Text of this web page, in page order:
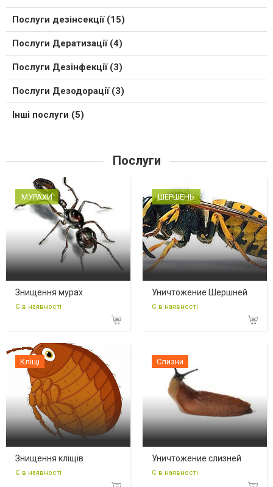
Послуги дезінсекції (15)
Послуги Дератизації (4)
Послуги Дезінфекції (3)
Послуги Дезодорації (3)
Інші послуги (5)
Послуги
МУРАХИ
Знищення мурах
Є в наявності
ШЕРШЕНЬ
Уничтожение Шершней
Є в наявності
Кліщі
Знищення кліщів
Є в наявності
Слизни
Уничтожение слизней
Є в наявності